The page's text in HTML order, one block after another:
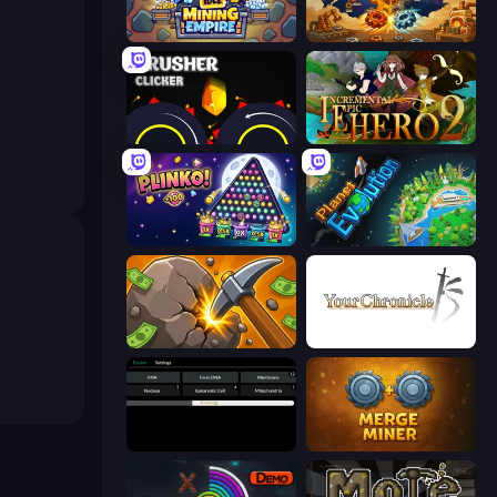
Idle Mining Empire Gear Factory
Crusher Clicker Incremental Epic Hero 2
PLINKO! Planet Evolution: Idle Clicker
Mine Clicker
Merge Miner